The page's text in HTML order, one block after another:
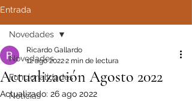
Entrada
Novedades
Funcionalidades
Noticias
Novedades
Actualización Agosto 2022
Ricardo Gallardo
12 ago 20222 min de lectura
Actualizado: 26 ago 2022